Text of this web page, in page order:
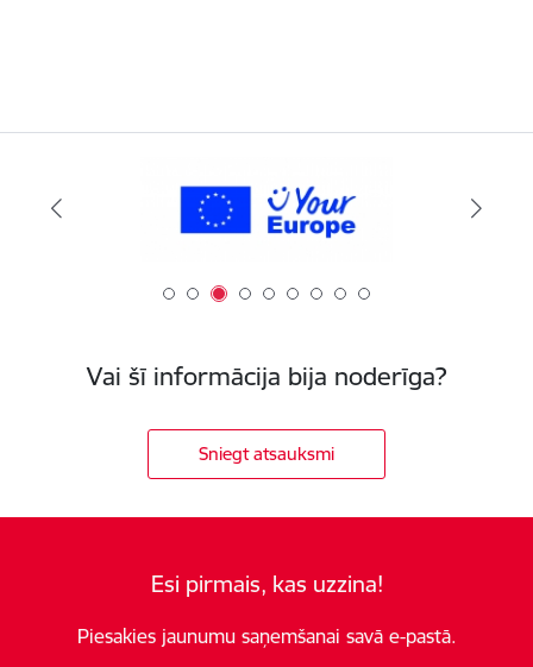
Vai šī informācija bija noderīga?
Sniegt atsauksmi
Esi pirmais, kas uzzina!
Piesakies jaunumu saņemšanai savā e-pastā.